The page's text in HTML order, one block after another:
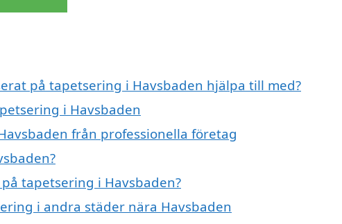
på tapetsering i Havsbaden hjälpa till med?
i Havsbaden
från professionella företag
tapetsering i Havsbaden?
i andra städer nära Havsbaden